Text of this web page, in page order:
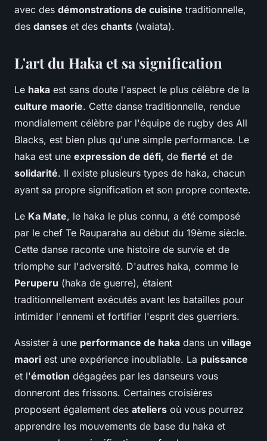
avec des démonstrations de cuisine traditionnelle,
des danses et des chants (waiata).
L'art du Haka et sa signification
Le haka est sans doute l'aspect le plus célèbre de la
culture maorie. Cette danse traditionnelle, rendue
mondialement célèbre par l'équipe de rugby des All
Blacks, est bien plus qu'une simple performance. Le
haka est une expression de défi, de fierté et de
solidarité. Il existe plusieurs types de haka, chacun
ayant sa propre signification et son propre contexte.
Le Ka Mate, le haka le plus connu, a été composé
par le chef Te Rauparaha au début du 19ème siècle.
Cette danse raconte une histoire de survie et de
triomphe sur l'adversité. D'autres haka, comme le
Peruperu (haka de guerre), étaient
traditionnellement exécutés avant les batailles pour
intimider l'ennemi et fortifier l'esprit des guerriers.
Assister à une performance de haka dans un village
maori est une expérience inoubliable. La puissance
et l'émotion dégagées par les danseurs vous
donneront des frissons. Certaines croisières
proposent également des ateliers où vous pourrez
apprendre les mouvements de base du haka et